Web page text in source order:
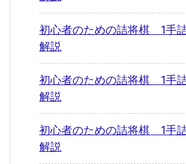
初心者のための詰将棋 1手
解説
初心者のための詰将棋 1手
解説
初心者のための詰将棋 1手
解説